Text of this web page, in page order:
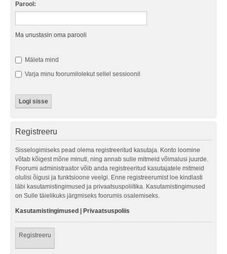
Parool:
Ma unustasin oma parooli
Mäleta mind
Varja minu foorumilolekut sellel sessioonil
Registreeru
Sisselogimiseks pead olema registreeritud kasutaja. Konto loomine
võtab kõigest mõne minuti, ning annab sulle mitmeid võimalusi juurde.
Foorumi administraator võib anda registreeritud kasutajatele mitmeid
olulisi õigusi ja funktsioone veelgi. Enne registreerumist loe kindlasti
läbi kasutamistingimused ja privaatsuspoliitika. Kasutamistingimused
on Sulle täielikuks järgmiseks foorumis osalemiseks.
Kasutamistingimused Privaatsuspoliis
Registreeru